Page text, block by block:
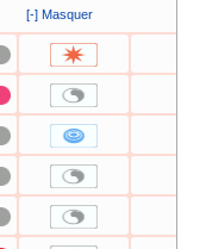
[-] Masquer